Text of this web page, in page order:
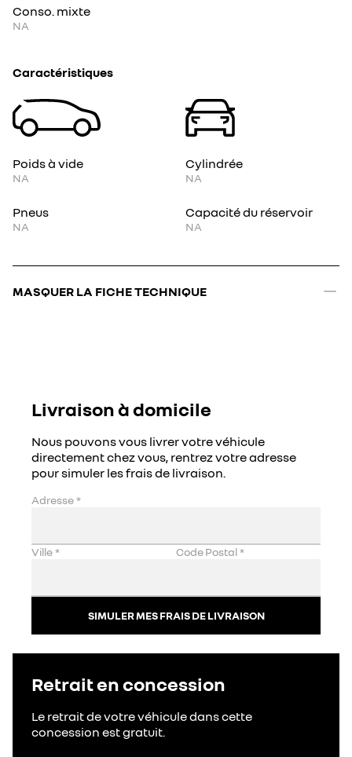
MASQUER LA FICHE TECHNIQUE
Conso. mixte
NA
Caractéristiques
Poids à vide
NA
Cylindrée
NA
Pneus
NA
Capacité du réservoir
NA
Livraison à domicile
Nous pouvons vous livrer votre véhicule
directement chez vous, rentrez votre adresse
pour simuler les frais de livraison.
Adresse*
Ville* Code Postal*
SIMULER MES FRAIS DE LIVRAISON
Retrait en concession
Le retrait de votre véhicule dans cette
concession est gratuit.